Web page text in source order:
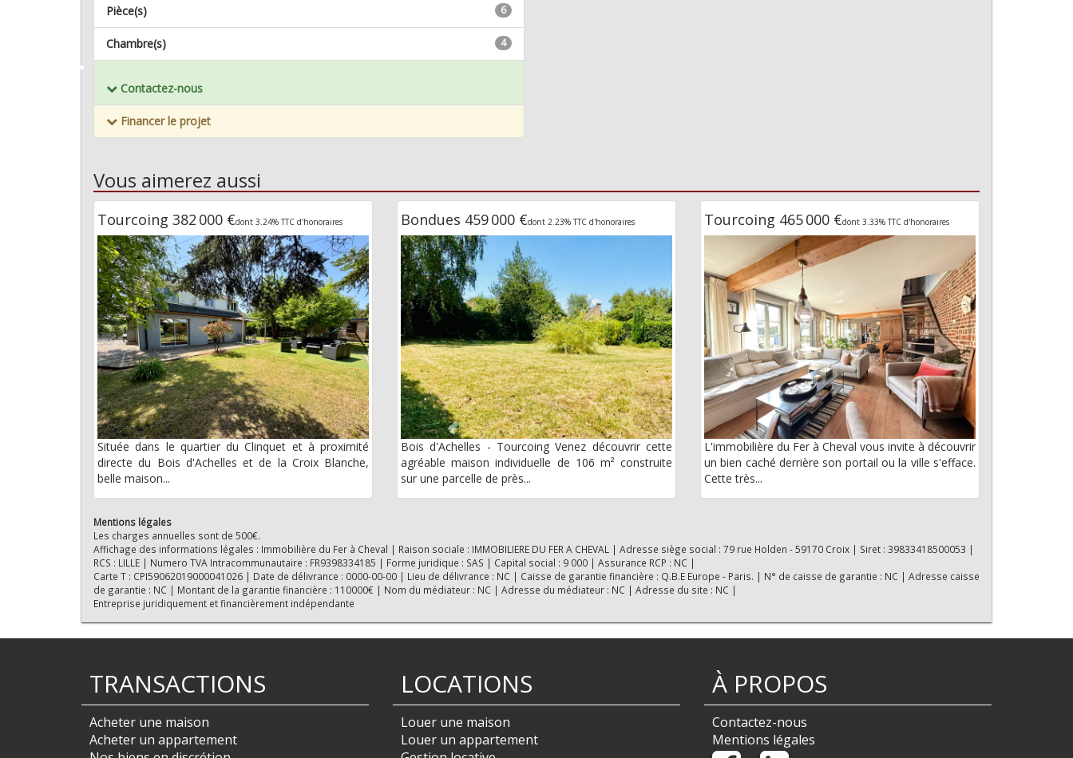
6
Pièce(s)
4
Chambre(s)
Contactez-nous
Financer le projet
Vous aimerez aussi
Tourcoing 382 000 €dont 3.24% TTC d'honoraires
Située dans le quartier du Clinquet et à proximité
directe du Bois d'Achelles et de la Croix Blanche,
belle maison...
Bondues 459 000 €dont 2.23% TTC d'honoraires
Bois d'Achelles - Tourcoing Venez découvrir cette
agréable maison individuelle de 106 m² construite
sur une parcelle de près...
Tourcoing 465 000 €dont 3.33% TTC d'honoraires
L'immobilière du Fer à Cheval vous invite à découvrir
un bien caché derrière son portail ou la ville s'efface.
Cette très...
Mentions légales
Les charges annuelles sont de 500€.
Affichage des informations légales : Immobilière du Fer à Cheval | Raison sociale : IMMOBILIERE DU FER A CHEVAL | Adresse siège social : 79 rue Holden - 59170 Croix | Siret : 39833418500053 |
RCS : LILLE | Numero TVA Intracommunautaire : FR9398334185 | Forme juridique : SAS | Capital social : 9 000 | Assurance RCP : NC |
Carte T : CPI59062019000041026 | Date de délivrance : 0000-00-00 | Lieu de délivrance : NC | Caisse de garantie financière : Q.B.E Europe - Paris. | N° de caisse de garantie : NC | Adresse caisse
de garantie : NC | Montant de la garantie financière : 110000€ | Nom du médiateur : NC | Adresse du médiateur : NC | Adresse du site : NC |
Entreprise juridiquement et financièrement indépendante
TRANSACTIONS
Acheter une maison
Acheter un appartement
LOCATIONS
Louer une maison
Louer un appartement
À PROPOS
Contactez-nous
Mentions légales